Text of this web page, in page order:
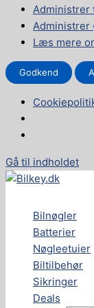
Administrer
Administrer
Læs mere
Godkend
Gå til indholdet
Bilnøgler
Batterier
Nøgleetuier
Biltilbehør
Sikringer
Deals